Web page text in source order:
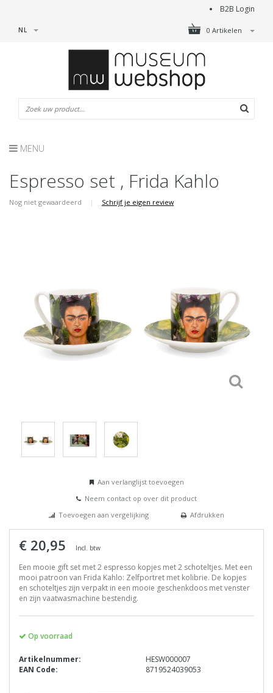
B2B Login
0 Artikelen
NL
MENU
Espresso set , Frida Kahlo
Nog niet gewaardeerd | Schrijf je eigen review
Aan verlanglijst toevoegen
Neem contact op over dit product
Toevoegen aan vergelijking
Afdrukken
€ 20,95 Incl. btw
Een mooie gift set met 2 espresso kopjes met 2 schoteltjes. Met een
mooi patroon van Frida Kahlo: Zelfportret met kolibrie. De kopjes
en schoteltjes zijn verpakt in een mooie geschenkdoos met venster
en zijn vaatwasmachine bestendig.
Op voorraad
Artikelnummer:
HESW000007
EAN Code:
8719524039053